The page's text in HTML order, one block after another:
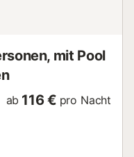
mit Pool
ab 116 € pro Nacht